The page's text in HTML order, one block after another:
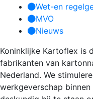
Wet-en
MVO
Nieuws
Koninklijke Kartoflex is
fabrikanten van
Nederland. We
werkgeverschap